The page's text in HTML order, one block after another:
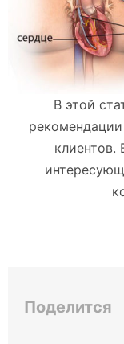
В этой
клиентов.
Поделится